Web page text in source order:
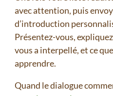
avec attention, puis
d’introduction
Présentez-vous,
vous a interpellé, et ce
apprendre.
Quand le dialogue